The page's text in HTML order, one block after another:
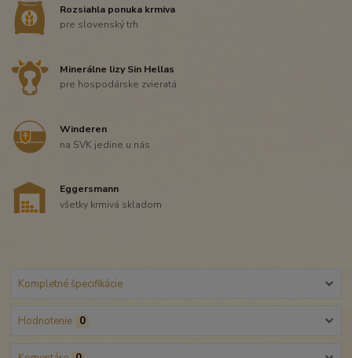
Rozsiahla ponuka krmiva
pre slovenský trh
Minerálne lizy Sin Hellas
pre hospodárske zvieratá
Winderen
na SVK jedine u nás
Eggersmann
všetky krmivá skladom
Kompletné špecifikácie
Hodnotenie 0